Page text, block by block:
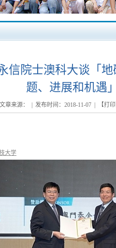
信院士澳科大谈「
题、进展和机遇
文章来源： | 发布时间：2018-11-07 | 【打印
大学